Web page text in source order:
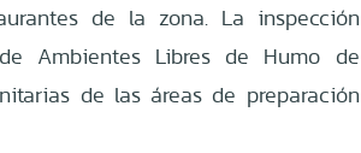
de la zona. La inspección
Ambientes Libres de Humo de
de las áreas de preparación